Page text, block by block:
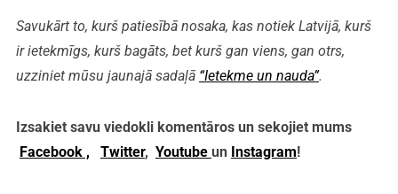
Savukārt to, kurš patiesībā nosaka, kas notiek Latvijā, kurš
ir ietekmīgs, kurš bagāts, bet kurš gan viens, gan otrs,
uzziniet mūsu jaunajā sadaļā “Ietekme un nauda”.
Izsakiet savu viedokli komentāros un sekojiet mums
Facebook ,
Twitter, Youtube un Instagram!